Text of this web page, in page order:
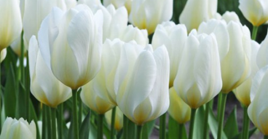
6 매발톱
에키네시아
8 아이비 제라늄
9 대국
10 플록스